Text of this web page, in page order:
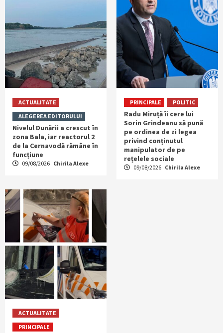
ACTUALITATE
ALEGEREA EDITORULUI
Nivelul Dunării a crescut în
zona Bala, iar reactorul 2
de la Cernavodă rămâne în
funcțiune
09/08/2026 Chirila Alexe
PRINCIPALE POLITIC
Radu Miruță îi cere lui
Sorin Grindeanu să pună
pe ordinea de zi legea
privind conținutul
manipulator de pe
rețelele sociale
09/08/2026 Chirila Alexe
ACTUALITATE
PRINCIPALE